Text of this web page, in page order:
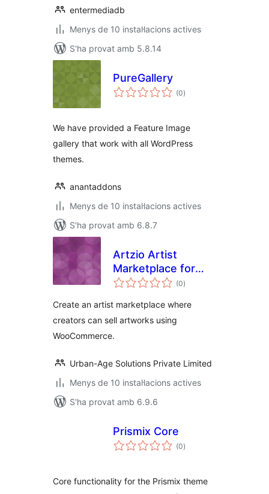
entermediadb
Menys de 10 instal·lacions actives
S'ha provat amb 5.8.14
PureGallery
(0puntuacions
totals
)
We have provided a Feature Image
gallery that work with all WordPress
themes.
anantaddons
Menys de 10 instal·lacions actives
S'ha provat amb 6.8.7
Artzio Artist
Marketplace for
WooCommerce
(0puntuacions
totals
)
Create an artist marketplace where
creators can sell artworks using
WooCommerce.
Urban-Age Solutions Private Limited
Menys de 10 instal·lacions actives
S'ha provat amb 6.9.6
Prismix Core
(0puntuacions
totals
)
Core functionality for the Prismix theme